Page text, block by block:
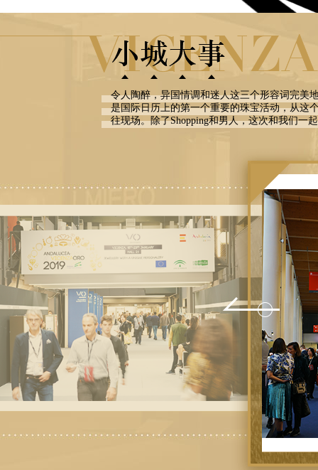
令人陶醉，异国情调和迷人这三个形容词完美
是国际日历上的第一个重要的珠宝活动，从这
往现场。除了Shopping和男人，这次和我们一